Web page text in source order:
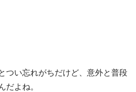
つい忘れがちだけど、意外と普段
だよね。